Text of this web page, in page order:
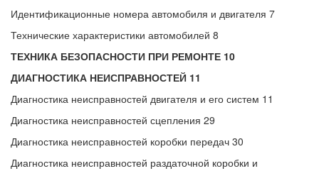
Идентификационные номера автомобиля и двигателя 7
Технические характеристики автомобилей 8
ТЕХНИКА БЕЗОПАСНОСТИ ПРИ РЕМОНТЕ 10
ДИАГНОСТИКА НЕИСПРАВНОСТЕЙ 11
Диагностика неисправностей двигателя и его систем 11
Диагностика неисправностей сцепления 29
Диагностика неисправностей коробки передач 30
Диагностика неисправностей раздаточной коробки и